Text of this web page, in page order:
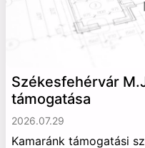
Székesfehérvár
támogatása
2026.07.29
Kamaránk támogatási